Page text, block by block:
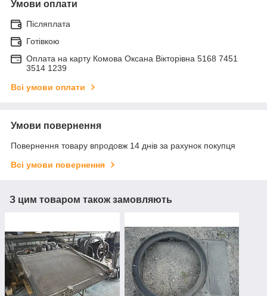
Умови оплати
Післяплата
Готівкою
Оплата на карту Комова Оксана Вікторівна 5168 7451
3514 1239
Всі умови оплати
Умови повернення
Повернення товару впродовж 14 днів за рахунок покупця
Всі умови повернення
З цим товаром також замовляють